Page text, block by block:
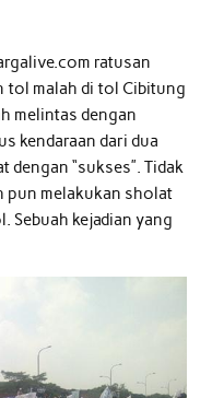
ratusan
tol malah di tol Cibitung
melintas dengan
kendaraan dari dua
dengan “sukses”. Tidak
pun melakukan sholat
Sebuah kejadian yang